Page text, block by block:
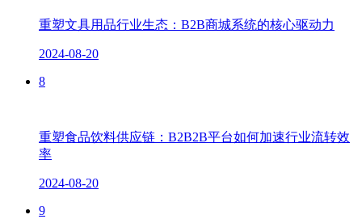
重塑文具用品行业生态：B2B商城系统的核心驱动力
2024-08-20
8
重塑食品饮料供应链：B2B2B平台如何加速行业流转效
率
2024-08-20
9